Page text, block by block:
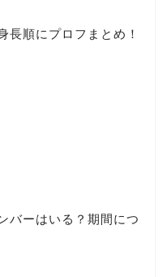
長順にプロフまとめ！
バーはいる？期間につ